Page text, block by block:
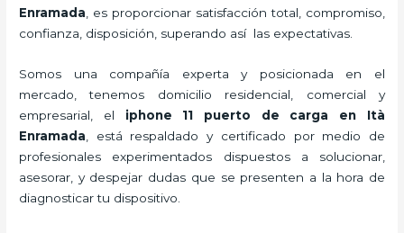
Enramada , es proporcionar satisfacción total, compromiso,
confianza, disposición, superando así las expectativas.
Somos una compañía experta y posicionada en el
mercado, tenemos domicilio residencial, comercial y
empresarial, el iphone 11 puerto de carga en Ità
Enramada , está respaldado y certificado por medio de
profesionales experimentados dispuestos a solucionar,
asesorar, y despejar dudas que se presenten a la hora de
diagnosticar tu dispositivo.